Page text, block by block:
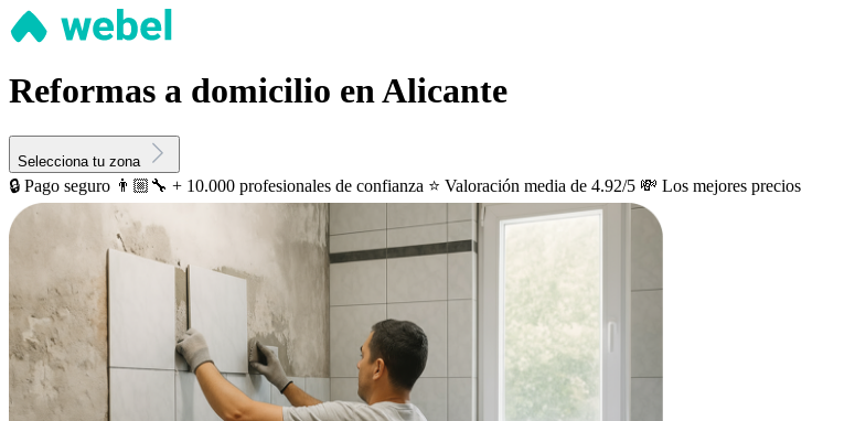
Reformas a domicilio en Alicante
Selecciona tu zona
🔒 Pago seguro 👨🏼‍🔧 + 10.000 profesionales de confianza ⭐️ Valoración media de 4.92/5 💸 Los mejores precios